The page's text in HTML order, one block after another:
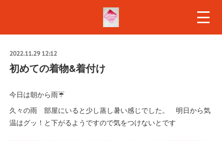
2022.11.29 12:12
初めての着物&着付け
今日は朝から雨☔
久々の雨 部屋にいると少し蒸し暑い感じでした。 明日から気
温はグッ！と下がるようですので気をつけないとです